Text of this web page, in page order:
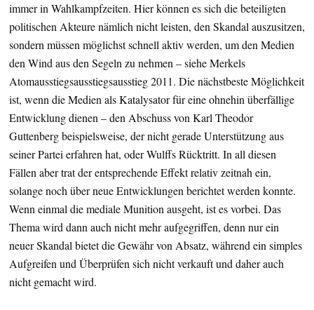
immer in Wahlkampfzeiten. Hier können es sich die beteiligten
politischen Akteure nämlich nicht leisten, den Skandal auszusitzen,
sondern müssen möglichst schnell aktiv werden, um den Medien
den Wind aus den Segeln zu nehmen – siehe Merkels
Atomausstiegsausstiegsausstieg 2011. Die nächstbeste Möglichkeit
ist, wenn die Medien als Katalysator für eine ohnehin überfällige
Entwicklung dienen – den Abschuss von Karl Theodor
Guttenberg beispielsweise, der nicht gerade Unterstützung aus
seiner Partei erfahren hat, oder Wulffs Rücktritt. In all diesen
Fällen aber trat der entsprechende Effekt relativ zeitnah ein,
solange noch über neue Entwicklungen berichtet werden konnte.
Wenn einmal die mediale Munition ausgeht, ist es vorbei. Das
Thema wird dann auch nicht mehr aufgegriffen, denn nur ein
neuer Skandal bietet die Gewähr von Absatz, während ein simples
Aufgreifen und Überprüfen sich nicht verkauft und daher auch
nicht gemacht wird.